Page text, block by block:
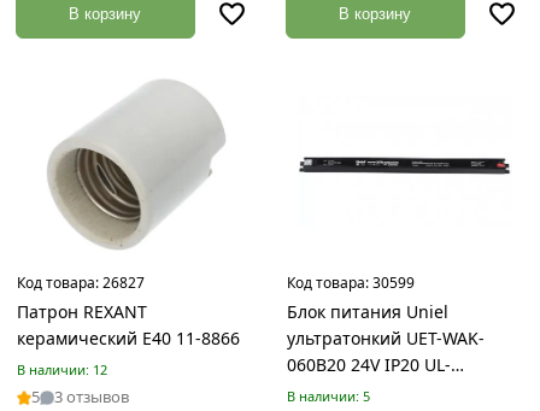
изделия
Строительные
материалы
Товаров
111
Гидроизоляция
по
акции:
В корзину В корзину
Код товара:26827
Патрон REXANT
керамический E40 11-8866
В наличии: 12
5 3 отзывов
Код товара:30599
Блок питания Uniel
ультратонкий UET-WAK-
060B20 24V IP20 UL-
00010269
В наличии: 5